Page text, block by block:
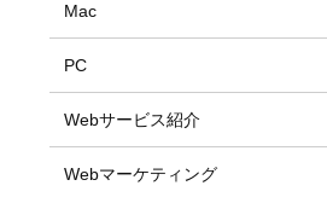
Mac
PC
Webサービス紹介
Webマーケティング